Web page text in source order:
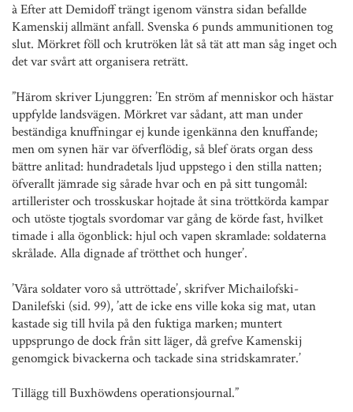
à Efter att Demidoff trängt igenom vänstra sidan befallde
Kamenskij allmänt anfall. Svenska 6 punds ammunitionen tog
slut. Mörkret föll och krutröken låt så tät att man såg inget och
det var svårt att organisera reträtt.
”Härom skriver Ljunggren: ’En ström af menniskor och hästar
uppfylde landsvägen. Mörkret var sådant, att man under
beständiga knuffningar ej kunde igenkänna den knuffande;
men om synen här var öfverflödig, så blef örats organ dess
bättre anlitad: hundradetals ljud uppstego i den stilla natten;
öfverallt jämrade sig sårade hvar och en på sitt tungomål:
artillerister och trosskuskar hojtade åt sina tröttkörda kampar
och utöste tjogtals svordomar var gång de körde fast, hvilket
timade i alla ögonblick: hjul och vapen skramlade: soldaterna
skrålade. Alla dignade af trötthet och hunger’.
’Våra soldater voro så uttröttade’, skrifver Michailofski-
Danilefski (sid. 99), ’att de icke ens ville koka sig mat, utan
kastade sig till hvila på den fuktiga marken; muntert
uppsprungo de dock från sitt läger, då grefve Kamenskij
genomgick bivackerna och tackade sina stridskamrater.’
Tillägg till Buxhöwdens operationsjournal.”